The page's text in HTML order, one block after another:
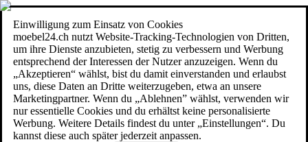
Einwilligung zum Einsatz von Cookies
moebel24.ch nutzt Website-Tracking-Technologien von Dritten,
um ihre Dienste anzubieten, stetig zu verbessern und Werbung
entsprechend der Interessen der Nutzer anzuzeigen. Wenn du
„Akzeptieren“ wählst, bist du damit einverstanden und erlaubst
uns, diese Daten an Dritte weiterzugeben, etwa an unsere
Marketingpartner. Wenn du „Ablehnen” wählst, verwenden wir
nur essentielle Cookies und du erhältst keine personalisierte
Werbung. Weitere Details findest du unter „Einstellungen“. Du
kannst diese auch später jederzeit anpassen.
moebel24.ch - moebel dir den besten Preis!Über 100 Mio. Produkte
im Preisvergleich|Mehr als 1.000 Online-Shops in neun Ländern
moebel24.ch - moebel dir den besten Preis!
Über 100 Mio. Produkte im Preisvergleich
Mehr als 1.000 Online-Shops in neun Ländern
Mehr erfahren
Suche
moebel dir den besten Preis!moebel dir den besten Preis!